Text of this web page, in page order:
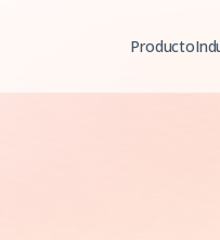
Producto